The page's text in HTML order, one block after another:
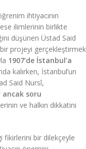
ihtiyacının
ilimlerinin birlikte
düşünen Üstad Said
projeyi gerçekleştirmek
1907’de İstanbul’a
kalırken, İstanbul’un
Said Nursî,
ancak soru
ve halkın dikkatini
fikirlerini bir dilekçeyle